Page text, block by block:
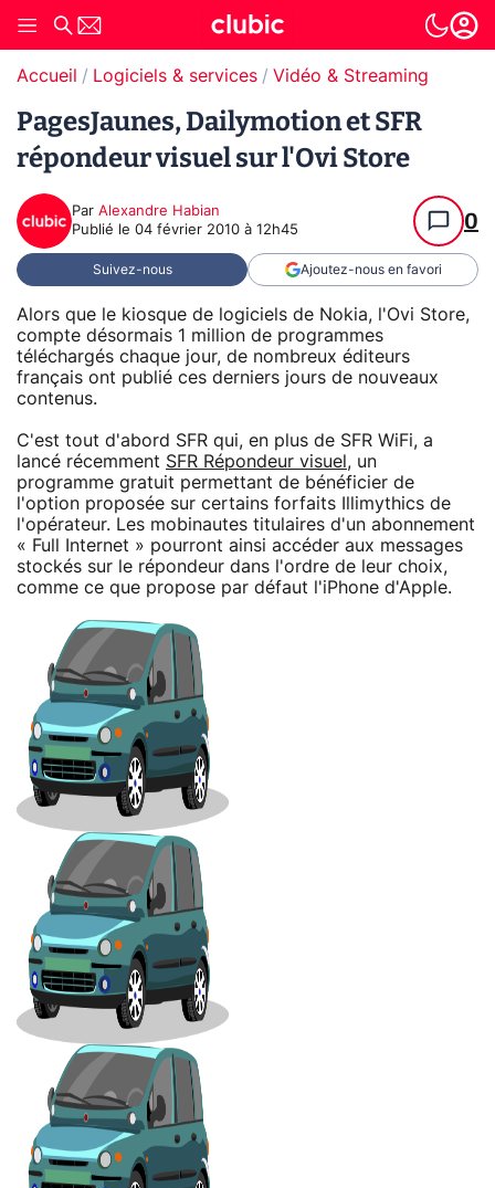
Accueil Logiciels & services Vidéo & Streaming
PagesJaunes, Dailymotion et SFR
répondeur visuel sur l'Ovi Store
Par Alexandre Habian
Publié le 04 février 2010 à 12h45 0
Suivez-nous Ajoutez-nous en favori
Alors que le kiosque de logiciels de Nokia, l'Ovi Store,
compte désormais 1 million de programmes
téléchargés chaque jour, de nombreux éditeurs
français ont publié ces derniers jours de nouveaux
contenus.
C'est tout d'abord SFR qui, en plus de SFR WiFi, a
lancé récemment SFR Répondeur visuel , un
programme gratuit permettant de bénéficier de
l'option proposée sur certains forfaits Illimythics de
l'opérateur. Les mobinautes titulaires d'un abonnement
« Full Internet » pourront ainsi accéder aux messages
stockés sur le répondeur dans l'ordre de leur choix,
comme ce que propose par défaut l'iPhone d'Apple.